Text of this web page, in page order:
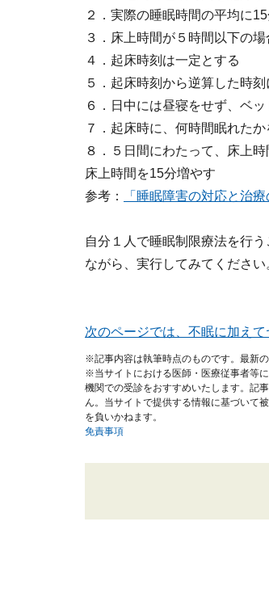
２．実際の睡眠時間の平均に
３．床上時間が５時間以下の
４．起床時刻は一定とする
５．起床時刻から逆算した時
６．日中には昼寝をせず、ベ
７．起床時に、何時間眠れたか
８．５日間にわたって、床上時
床上時間を15分増やす
参考：
「睡眠障害の対応と治
自分１人で睡眠制限療法を行う
ながら、実行してみてください
次のページでは、不眠に加え
※記事内容は執筆時点のものです。最新の
※当サイトにおける医師・医療従事者等
機関での受診をおすすめいたします。記
ん。当サイトで提供する情報に基づいて
を負いかねます。
免責事項